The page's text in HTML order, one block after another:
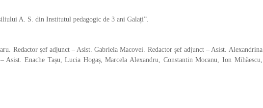
A. S. din Institutul pedagogic de 3 ani Galați”.
Redactor șef adjunct – Asist. Gabriela Macovei. Redactor șef adjunct – Asist. Alexandrina
Enache Tașu, Lucia Hogaș, Marcela Alexandru, Constantin Mocanu, Ion Mihăescu,